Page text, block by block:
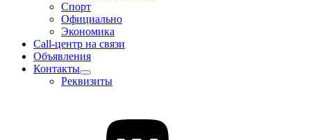
Спорт
Официально
Экономика
Call-центр на связи
Объявления
Контакты
Реквизиты